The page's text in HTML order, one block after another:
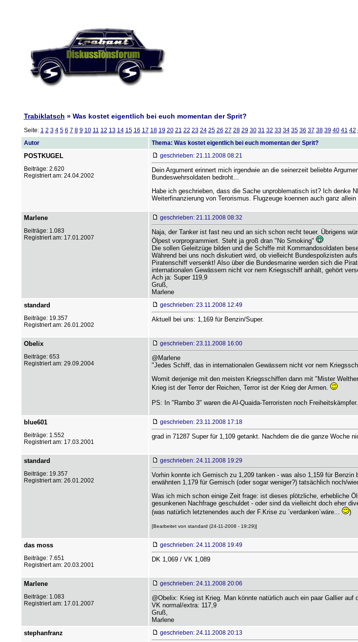
Trabiklatsch » Was kostet eigentlich bei euch momentan der Sprit?
Seite: 1 2 3 4 5 6 7 8 9 10 11 12 13 14 15 16 17 18 19 20 21 22 23 24 25 26 27 28 29 30 31 32 33 34 35 36 37 38 39 40 41 42
Autor
Thema: Was kostet eigentlich bei euch momentan der Sprit?
POSTKUGEL
Beiträge: 2.620
Registriert am: 24.04.2002
geschrieben: 21.11.2008 08:21
Dein Argument erinnert mich irgendwie an die seinerzeit beliebte
Bundeswehrsoldaten bedroht...
Habe ich geschrieben, dass die Sache unproblematisch ist? Ich denke
Weiterfinanzierung von Terorismus. Flugzeuge koennen auch ganz
Marlene
Beiträge: 1.083
Registriert am: 17.01.2007
geschrieben: 21.11.2008 08:32
Naja, der Tanker ist fast neu und an sich schon recht teuer. Übrigens
Ölpest vorprogrammiert. Steht ja groß dran "No Smoking"
Die sollen Geleitzüge bilden und die Schiffe mit Kommandosoldaten
Während bei uns noch diskutiert wird, ob vielleicht Bundespolizisten
Piratenschiff versenkt! Also über die Bundesmarine werden sich die
internationalen Gewässern nicht vor nem Kriegsschiff anhält, gehört
Ach ja: Super 119,9
Gruß,
Marlene
standard
Beiträge: 19.357
Registriert am: 26.01.2002
geschrieben: 23.11.2008 12:49
Aktuell bei uns: 1,169 für Benzin/Super.
Obelix
Beiträge: 653
Registriert am: 29.09.2004
geschrieben: 23.11.2008 16:00
@Marlene
"Jedes Schiff, das in internationalen Gewässern nicht vor nem
Womit derjenige mit den meisten Kriegsschiffen dann mit "Mister
Krieg ist der Terror der Reichen, Terror ist der Krieg der Armen.
PS: In "Rambo 3" waren die Al-Quaida-Terroristen noch
blue601
Beiträge: 1.552
Registriert am: 17.03.2001
geschrieben: 23.11.2008 17:18
grad in 71287 Super für 1,109 getankt. Nachdem die die ganze Woche
standard
Beiträge: 19.357
Registriert am: 26.01.2002
geschrieben: 24.11.2008 19:29
Vorhin konnte ich Gemisch zu 1,209 tanken - was also 1,159 für
erwähnten 1,179 für Gemisch (oder sogar weniger?) tatsächlich noch/
Was ich mich schon einige Zeit frage: ist dieses plötzliche, erhebliche
gesunkenen Nachfrage geschuldet - oder sind da vielleicht doch eher
(was natürlich letztenendes auch der F.Krise zu `verdanken`wäre...
)
[Bearbeitet von standard (24-11-2008 - 19:29)]
das moss
Beiträge: 7.651
Registriert am: 20.03.2001
geschrieben: 24.11.2008 19:49
DK 1,069 / VK 1,089
Marlene
Beiträge: 1.083
Registriert am: 17.01.2007
geschrieben: 24.11.2008 20:06
@Obelix: Krieg ist Krieg. Man könnte natürlich auch ein paar Gallier auf
VK normal/extra: 117,9
Gruß,
Marlene
stephanfranz
geschrieben: 24.11.2008 20:13